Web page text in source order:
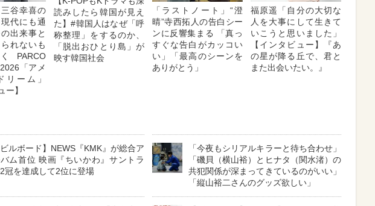
谷幸喜の
代にも通
出来事と
れないも
PARCO
「アメ
リーム」
ー】
読みしたら韓国が見え
た】#韓国人はなぜ「呼
称整理」をするのか、
「脱出おひとり島」が
映す韓国社会
「ラストノート」“澄
晴”寺西拓人の告白シー
ンに反響集まる 「真っ
すぐな告白がカッコい
い」「最高のシーンを
ありがとう」
福原遥「自分の大切な
人を大事にして生きて
いこうと思いました」
【インタビュー】『あ
の星が降る丘で、君と
また出会いたい。』
ビルボード】NEWS『KMK』が総合ア
ム首位 映画『ちいかわ』サントラ
冠を達成して2位に登場
「今夜もシリアルキラーと待ち合わせ」
「磯貝（横山裕）とヒナタ（関水渚）の
共犯関係が深まってきているのがいい」
「縦山裕二さんのグッズ欲しい」